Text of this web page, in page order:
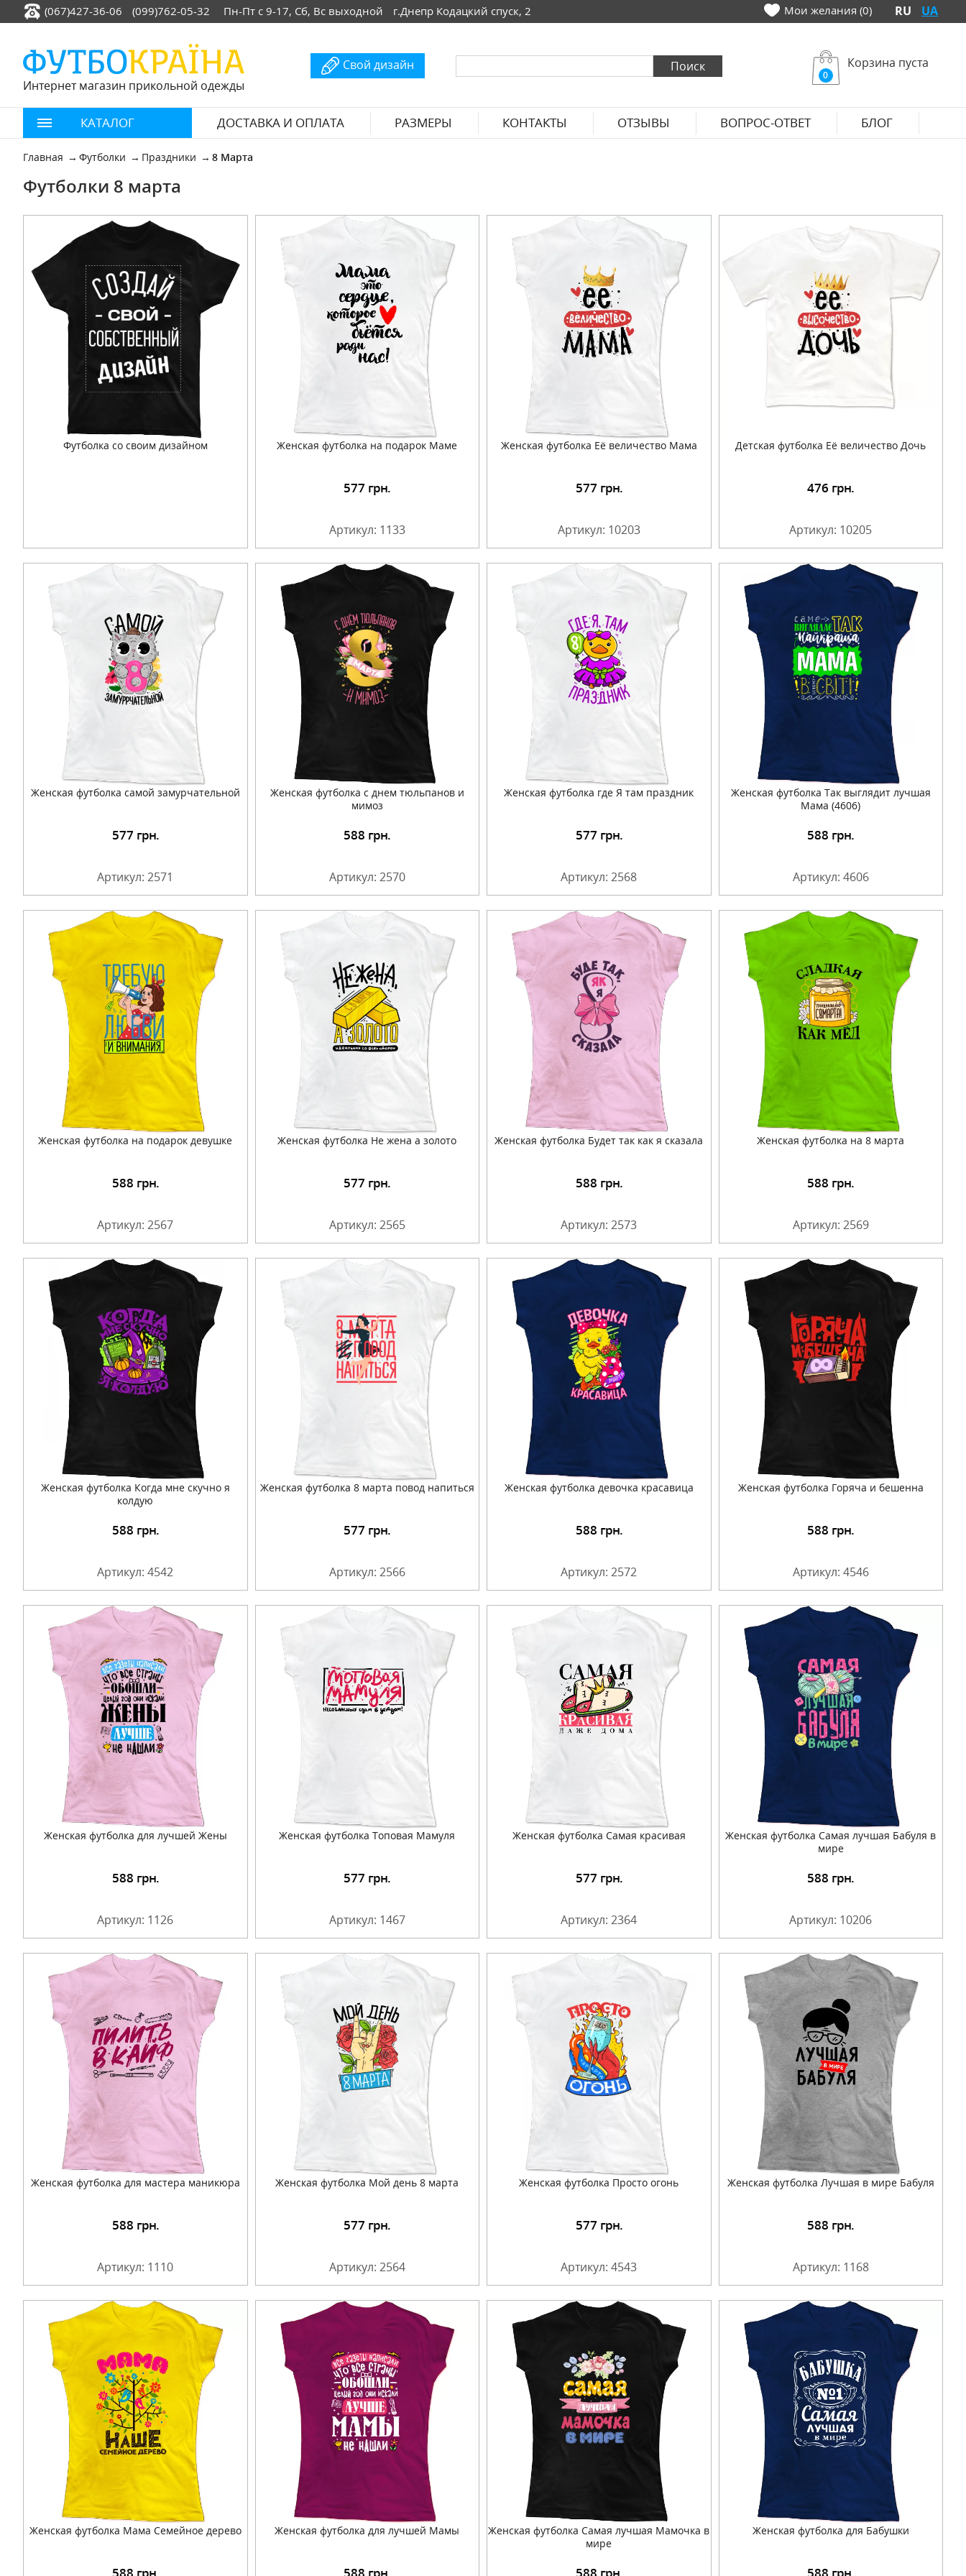
(067)427-36-06 (099)762-05-32 Пн-Пт с 9-17, Сб, Вс выходной г.Днепр Кодацкий спуск, 2 Мои желания (0) RU UA
Интернет магазин прикольной одежды
Свой дизайн
0
Корзина пуста
КАТАЛОГ ДОСТАВКА И ОПЛАТА РАЗМЕРЫ КОНТАКТЫ ОТЗЫВЫ ВОПРОС-ОТВЕТ БЛОГ
Главная Футболки Праздники 8 Марта
Футболки 8 марта
Футболка со своим дизайном Женская футболка на подарок Маме
577 грн.
Артикул: 1133
Женская футболка Её величество Мама
Подробнее 577 грн.
Артикул: 10203
Детская футболка Её величество Дочь
Подробнее 476 грн.
Артикул: 10205
Женская футболка самой замурчательной
577 грн.
Артикул: 2571
Женская футболка с днем тюльпанов и
мимоз
Подробнее 588 грн.
Артикул: 2570
Женская футболка где Я там праздник
Подробнее 577 грн.
Артикул: 2568
Женская футболка Так выглядит лучшая
Мама (4606)
Подробнее 588 грн.
Артикул: 4606
Женская футболка на подарок девушке
588 грн.
Артикул: 2567
Женская футболка Не жена а золото
Подробнее 577 грн.
Артикул: 2565
Женская футболка Будет так как я сказала
Подробнее 588 грн.
Артикул: 2573
Женская футболка на 8 марта
Подробнее 588 грн.
Артикул: 2569
Женская футболка Когда мне скучно я
колдую
588 грн.
Артикул: 4542
Женская футболка 8 марта повод напиться
Подробнее 577 грн.
Артикул: 2566
Женская футболка девочка красавица
Подробнее 588 грн.
Артикул: 2572
Женская футболка Горяча и бешенна
Подробнее 588 грн.
Артикул: 4546
Женская футболка для лучшей Жены
588 грн.
Артикул: 1126
Женская футболка Топовая Мамуля
Подробнее 577 грн.
Артикул: 1467
Женская футболка Самая красивая
Подробнее 577 грн.
Артикул: 2364
Женская футболка Самая лучшая Бабуля в
мире
Подробнее 588 грн.
Артикул: 10206
Женская футболка для мастера маникюра
588 грн.
Артикул: 1110
Женская футболка Мой день 8 марта
Подробнее 577 грн.
Артикул: 2564
Женская футболка Просто огонь
Подробнее 577 грн.
Артикул: 4543
Женская футболка Лучшая в мире Бабуля
Подробнее 588 грн.
Артикул: 1168
Женская футболка Мама Семейное дерево
588 грн.
Женская футболка для лучшей Мамы
588 грн.
Женская футболка Самая лучшая Мамочка в
мире
588 грн.
Женская футболка для Бабушки
588 грн.